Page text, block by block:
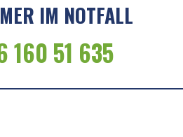
IM NOTFALL
160 51 635